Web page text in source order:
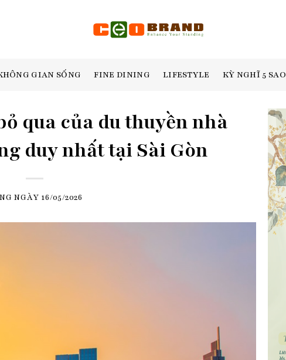
GIAN SỐNG FINE DINING LIFESTYLE KỲ NGHĨ 5 SAO
qua của du thuyền nhà
duy nhất tại Sài Gòn
NGÀY 16/05/2026